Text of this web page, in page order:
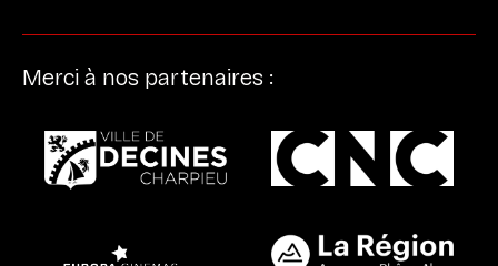
Merci à nos partenaires :